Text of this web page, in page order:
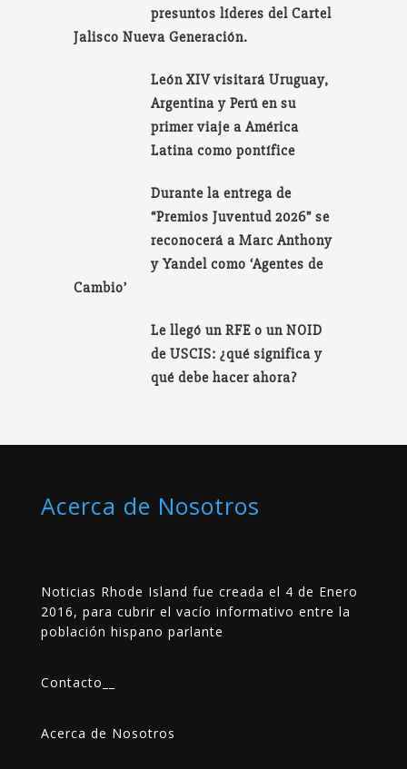
presuntos líderes del Cartel
Jalisco Nueva Generación.
León XIV visitará Uruguay,
Argentina y Perú en su
primer viaje a América
Latina como pontífice
Durante la entrega de
“Premios Juventud 2026” se
reconocerá a Marc Anthony
y Yandel como ‘Agentes de
Cambio’
Le llegó un RFE o un NOID
de USCIS: ¿qué significa y
qué debe hacer ahora?
Acerca de Nosotros
Noticias Rhode Island fue creada el 4 de Enero
2016, para cubrir el vacío informativo entre la
población hispano parlante
Contacto
Acerca de Nosotros